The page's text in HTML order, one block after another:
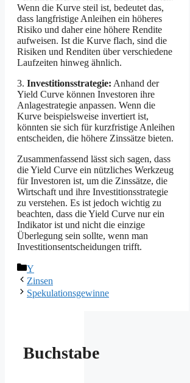
Wenn die Kurve steil ist, bedeutet das,
dass langfristige Anleihen ein höheres
Risiko und daher eine höhere Rendite
aufweisen. Ist die Kurve flach, sind die
Risiken und Renditen über verschiedene
Laufzeiten hinweg ähnlich.
3. Investitionsstrategie: Anhand der
Yield Curve können Investoren ihre
Anlagestrategie anpassen. Wenn die
Kurve beispielsweise invertiert ist,
könnten sie sich für kurzfristige Anleihen
entscheiden, die höhere Zinssätze bieten.
Zusammenfassend lässt sich sagen, dass
die Yield Curve ein nützliches Werkzeug
für Investoren ist, um die Zinssätze, die
Wirtschaft und ihre Investitionsstrategie
zu verstehen. Es ist jedoch wichtig zu
beachten, dass die Yield Curve nur ein
Indikator ist und nicht die einzige
Überlegung sein sollte, wenn man
Investitionsentscheidungen trifft.
Kategorien
Y
Zinsen
Spekulationsgewinne
Buchstabe